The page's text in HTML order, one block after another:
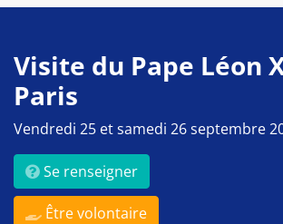
Visite du Pape Léon
Paris
Vendredi 25 et samedi 26 septembre
Se renseigner
Être volontaire